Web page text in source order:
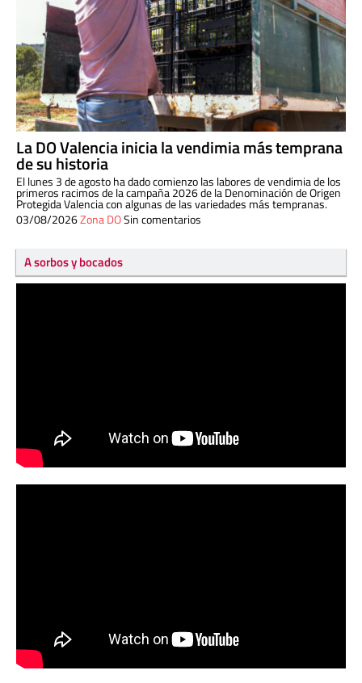
La DO Valencia inicia la vendimia más temprana
de su historia
El lunes 3 de agosto ha dado comienzo las labores de vendimia de los
primeros racimos de la campaña 2026 de la Denominación de Origen
Protegida Valencia con algunas de las variedades más tempranas.
03/08/2026Zona DOSin comentarios
A sorbos y bocados